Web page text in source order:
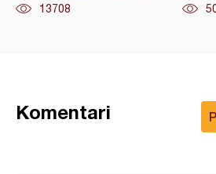
13708
Komentari